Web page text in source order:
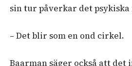
sin tur påverkar det psykiska
– Det blir som en ond cirkel.
Baarman säger också att